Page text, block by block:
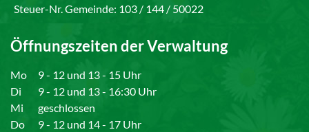
Steuer-Nr. Gemeinde: 103 / 144 / 50022
Öffnungszeiten der Verwaltung
Mo
9 - 12 und 13 - 15 Uhr
Di
9 - 12 und 13 - 16:30 Uhr
Mi
geschlossen
Do
9 - 12 und 14 - 17 Uhr